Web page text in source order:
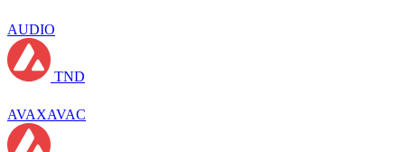
AUDIO
TND
AVAXAVAC